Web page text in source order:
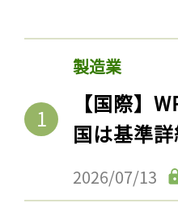
製造業
【国際】
国は基準
2026/07/13